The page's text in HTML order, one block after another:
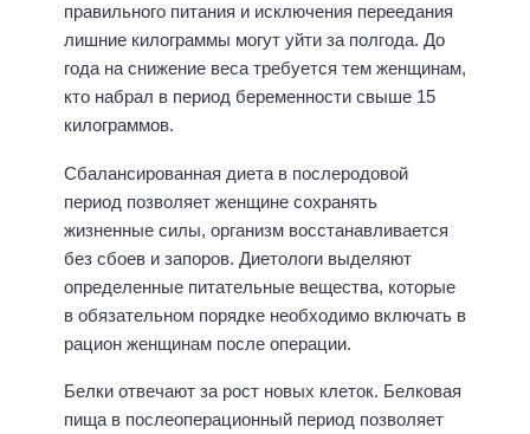
правильного питания и исключения переедания
лишние килограммы могут уйти за полгода. До
года на снижение веса требуется тем женщинам,
кто набрал в период беременности свыше 15
килограммов.
Сбалансированная диета в послеродовой
период позволяет женщине сохранять
жизненные силы, организм восстанавливается
без сбоев и запоров. Диетологи выделяют
определенные питательные вещества, которые
в обязательном порядке необходимо включать в
рацион женщинам после операции.
Белки отвечают за рост новых клеток. Белковая
пища в послеоперационный период позволяет